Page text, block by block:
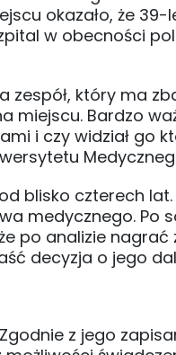
okazało, że
w obecności
zespół, który ma
miejscu. Bardzo
i czy widział go
blisko czterech
medycznego. Po
po analizie
decyzja o jego
z jego